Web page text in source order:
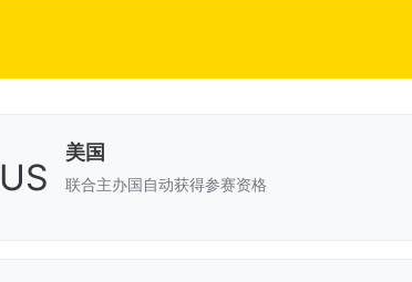
US
美国
联合主办国自动获得参赛资格